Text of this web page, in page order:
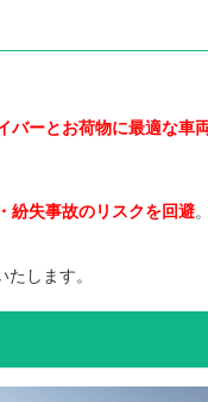
バーとお荷物に最適な車
紛失事故のリスクを回避
します。